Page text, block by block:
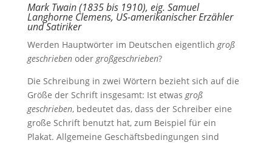
Mark Twain (1835 bis 1910), eig. Samuel
Langhorne Clemens, US-amerikanischer Erzähler
und Satiriker
Werden Hauptwörter im Deutschen eigentlichgroß
geschriebenodergroßgeschrieben?
Die Schreibung in zwei Wörtern bezieht sich auf die
Größe der Schrift insgesamt: Ist etwasgroß
geschrieben, bedeutet das, dass der Schreiber eine
große Schrift benutzt hat, zum Beispiel für ein
Plakat. Allgemeine Geschäftsbedingungen sind